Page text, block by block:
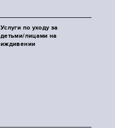
Услуги по уходу за
детьми/лицами на
иждивении